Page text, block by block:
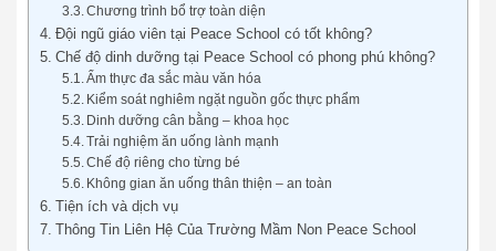
Chương trình bổ trợ toàn diện
Đội ngũ giáo viên tại Peace School có tốt không?
Chế độ dinh dưỡng tại Peace School có phong phú không?
Ẩm thực đa sắc màu văn hóa
Kiểm soát nghiêm ngặt nguồn gốc thực phẩm
Dinh dưỡng cân bằng – khoa học
Trải nghiệm ăn uống lành mạnh
Chế độ riêng cho từng bé
Không gian ăn uống thân thiện – an toàn
Tiện ích và dịch vụ
Thông Tin Liên Hệ Của Trường Mầm Non Peace School